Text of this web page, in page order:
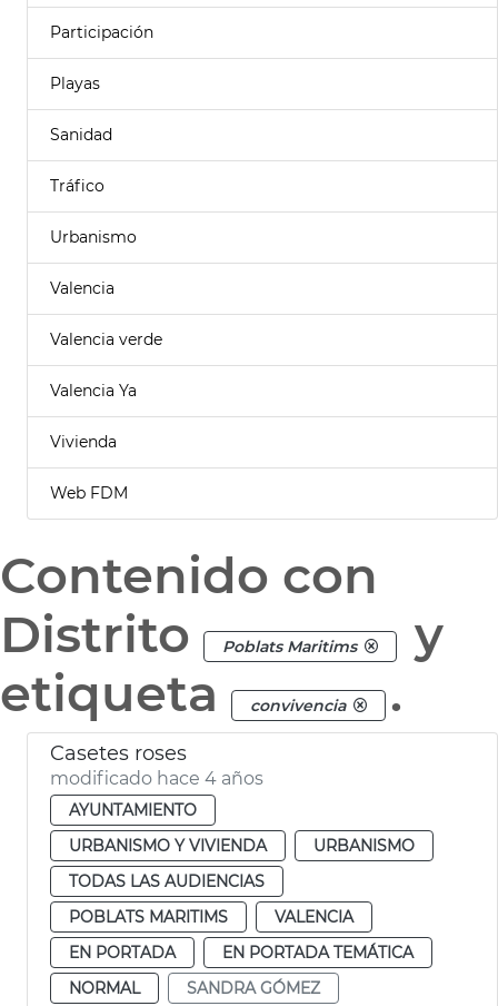
Participación
Playas
Sanidad
Tráfico
Urbanismo
Valencia
Valencia verde
Valencia Ya
Vivienda
Web FDM
Contenido con
Distrito
Poblats Maritims
y
etiqueta
convivencia .
Casetes roses
modificado hace 4 años
AYUNTAMIENTO
URBANISMO Y VIVIENDA
URBANISMO
TODAS LAS AUDIENCIAS
POBLATS MARITIMS
VALENCIA
EN PORTADA
EN PORTADA TEMÁTICA
NORMAL
SANDRA GÓMEZ